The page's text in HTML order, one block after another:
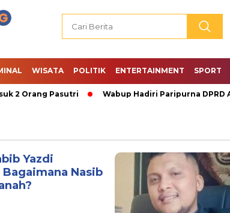
WISATA POLITIK ENTERTAINMENT SPORT
Orang Pasutri Wabup Hadiri Paripurna DPRD
Yazdi
Nasib